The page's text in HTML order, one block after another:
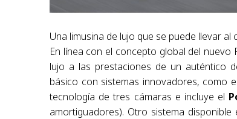
Una limusina de lujo que se puede llevar al
En línea con el concepto global del
lujo a las prestaciones de un auténtico
básico con sistemas innovadores, como
tecnología de tres cámaras e incluye el
amortiguadores). Otro sistema